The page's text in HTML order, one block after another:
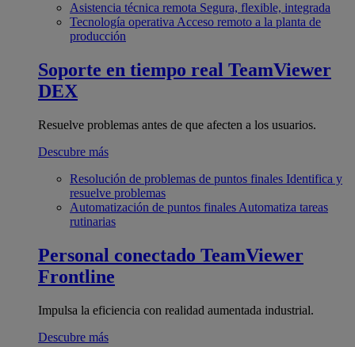
Asistencia técnica remota Segura, flexible, integrada
Tecnología operativa Acceso remoto a la planta de
producción
Soporte en tiempo real TeamViewer
DEX
Resuelve problemas antes de que afecten a los usuarios.
Descubre más
Resolución de problemas de puntos finales Identifica y
resuelve problemas
Automatización de puntos finales Automatiza tareas
rutinarias
Personal conectado TeamViewer
Frontline
Impulsa la eficiencia con realidad aumentada industrial.
Descubre más